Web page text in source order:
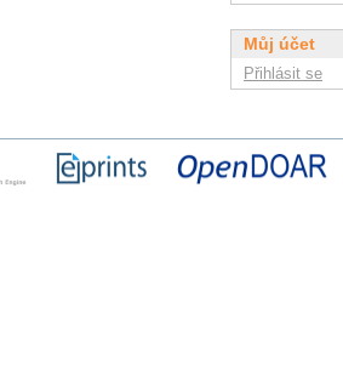
Můj účet
Přihlásit se